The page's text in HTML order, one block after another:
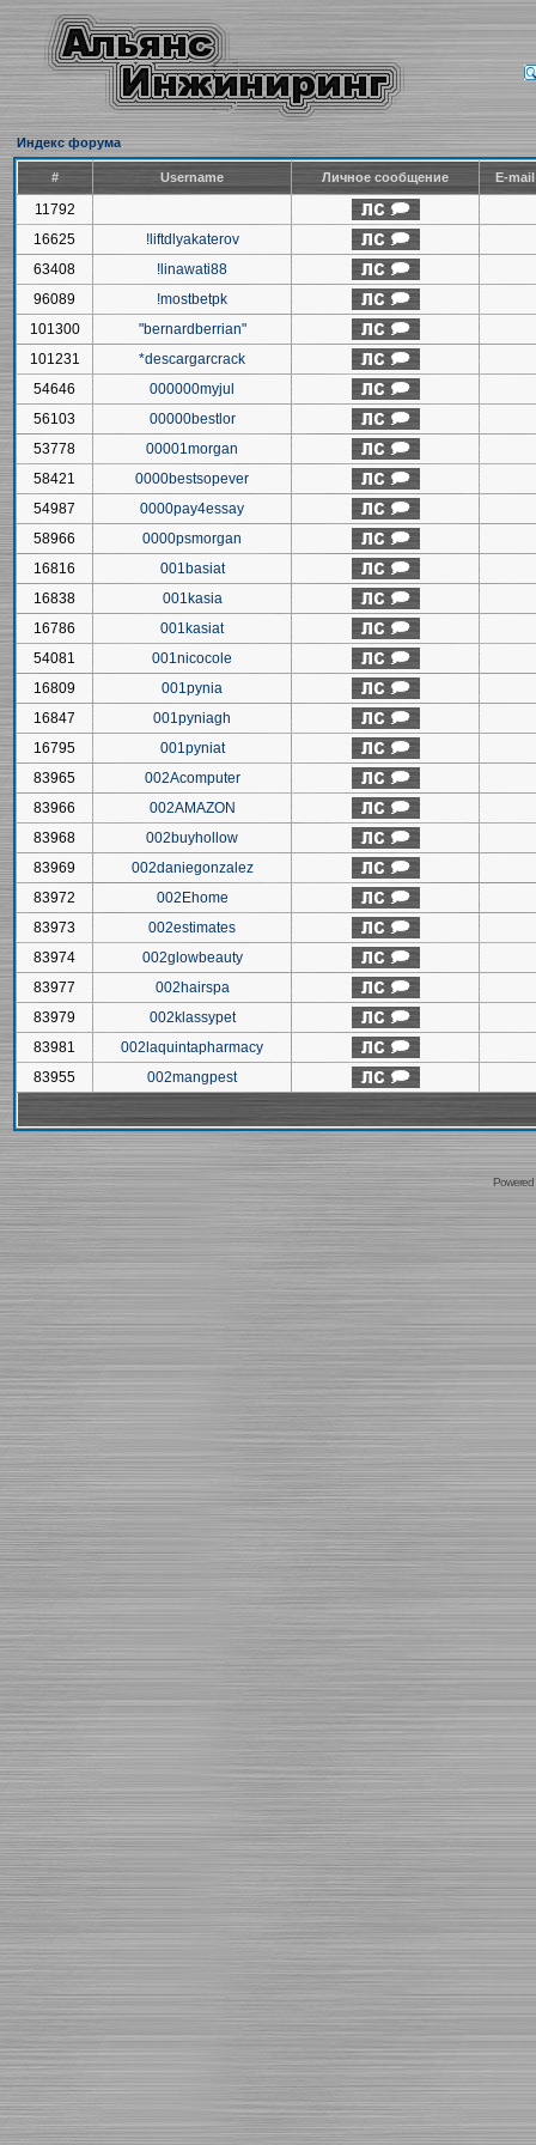
Индекс форума
# Username Личное сообщение E-
11792
16625
!liftdlyakaterov
63408
!linawati88
96089
!mostbetpk
101300
"bernardberrian"
101231
*descargarcrack
54646
000000myjul
56103
00000bestlor
53778
00001morgan
58421
0000bestsopever
54987
0000pay4essay
58966
0000psmorgan
16816
001basiat
16838
001kasia
16786
001kasiat
54081
001nicocole
16809
001pynia
16847
001pyniagh
16795
001pyniat
83965
002Acomputer
83966
002AMAZON
83968
002buyhollow
83969
002daniegonzalez
83972
002Ehome
83973
002estimates
83974
002glowbeauty
83977
002hairspa
83979
002klassypet
83981
002laquintapharmacy
83955
002mangpest